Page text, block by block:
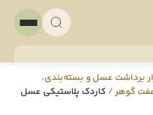
برداشت عسل و بسته‌بندی،
گوهر/ کاردک پلاستیکی عسل